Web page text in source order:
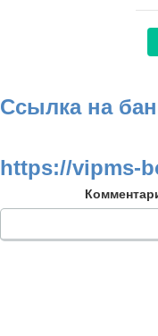
Ссылка на
https://vipms-